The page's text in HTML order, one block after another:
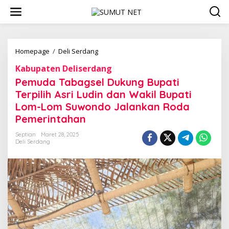
w
Homepage / Deli Serdang
m
u
d
a
T
e
l
D
u
k
u
n
g
Kabupaten Deliserdang
Pemuda Tabagsel Dukung Bupati
Terpilih Asri Ludin dan Wakil Bupati
Lom-Lom Suwondo Jalankan Roda
Pemerintahan
Septian
Maret 28, 2025
Deli Serdang